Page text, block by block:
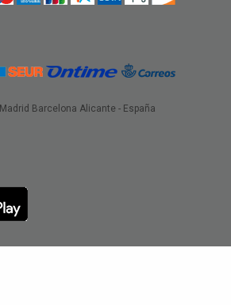
Madrid Barcelona Alicante - España